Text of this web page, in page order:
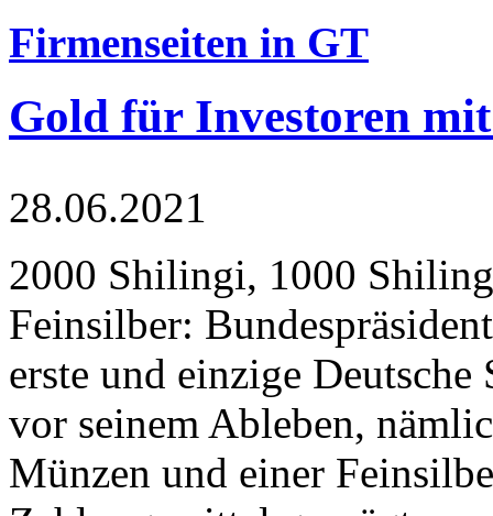
Firmenseiten in GT
Gold für Investoren
28.06.2021
2000 Shilingi, 1000
Feinsilber:
erste und einzige Deutsche
vor seinem Ableben,
Münzen und einer